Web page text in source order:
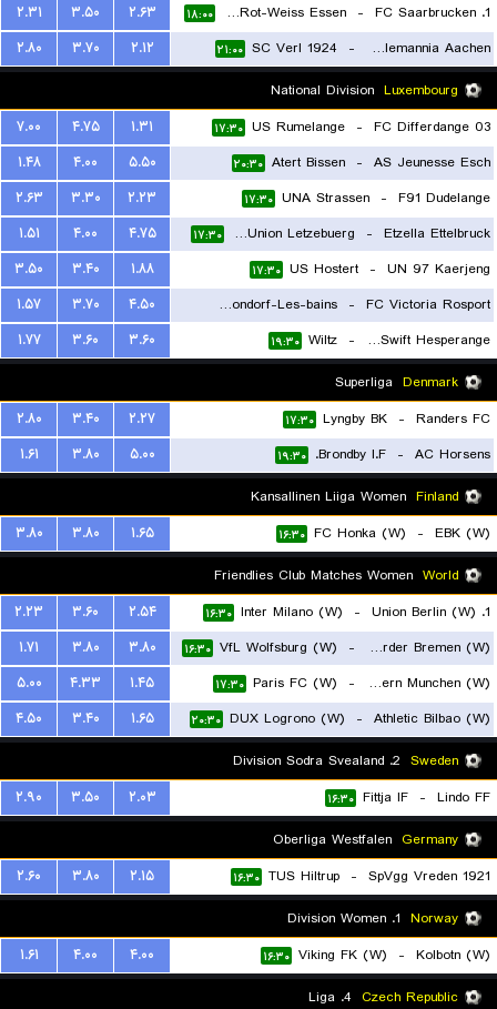
1. FC Saarbrucken
-
SC Rot-Weiss Essen ۱۸:۰۰ ۲.۶۳ ۳.۵۰
۲.۳۱
TSV Alemannia Aachen
-
SC Verl 1924 ۲۱:۰۰ ۲.۱۲ ۳.۷۰
۲.۸۰
Luxembourg
FC Differdange 03
-
US Rumelange ۱۷:۳۰ ۱.۳۱ ۴.۷۵
۷.۰۰
AS Jeunesse Esch
-
Atert Bissen ۲۰:۳۰ ۵.۵۰ ۴.۰۰
۱.۴۸
F91 Dudelange
-
UNA Strassen ۱۷:۳۰ ۲.۲۳ ۳.۳۰
۲.۶۳
Etzella Ettelbruck
-
Racing FC Union Letzebuerg ۱۷:۳۰ ۴.۷۵ ۴.۰۰
۱.۵۱
UN 97 Kaerjeng
-
US Hostert ۱۷:۳۰ ۱.۸۸ ۳.۴۰
۳.۵۰
FC Victoria Rosport
-
US Mondorf-Les-bains
۱۷:۳۰
۴.۵۰ ۳.۷۰
۱.۵۷
FC Swift Hesperange
-
Wiltz ۱۹:۳۰ ۳.۶۰ ۳.۶۰
۱.۷۷
Denmark
Randers FC
-
Lyngby BK ۱۷:۳۰ ۲.۲۷ ۳.۴۰
۲.۸۰
AC Horsens
-
Brondby I.F. ۱۹:۳۰ ۵.۰۰ ۳.۸۰
۱.۶۱
Finland
EBK (W)
-
FC Honka (W) ۱۶:۳۰ ۱.۶۵ ۳.۸۰
۳.۸۰
World
1. Union Berlin (W)
-
Inter Milano (W) ۱۶:۳۰ ۲.۵۴ ۳.۶۰
۲.۲۳
Werder Bremen (W)
-
VfL Wolfsburg (W) ۱۶:۳۰ ۳.۸۰ ۳.۸۰
۱.۷۱
FC Bayern Munchen (W)
-
Paris FC (W) ۱۷:۳۰ ۱.۴۵ ۴.۳۳
۵.۰۰
Athletic Bilbao (W)
-
DUX Logrono (W) ۲۰:۳۰ ۱.۶۵ ۳.۴۰
۴.۵۰
Sweden
Lindo FF
-
Fittja IF ۱۶:۳۰ ۲.۰۳ ۳.۵۰
۲.۹۰
Germany
SpVgg Vreden 1921
-
TUS Hiltrup ۱۶:۳۰ ۲.۱۵ ۳.۸۰
۲.۶۰
Norway
Kolbotn (W)
-
Viking FK (W) ۱۶:۳۰ ۴.۰۰ ۴.۰۰
۱.۶۱
Czech Republic